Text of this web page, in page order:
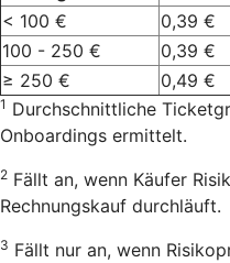
< 100 €
0,39 €
100 - 250 €
0,39 €
≥ 250 €
0,49 €
1 Durchschnittliche
Onboardings ermittelt.
2 Fällt an, wenn Käufer
Rechnungskauf durchläuft.
3 Fällt nur an, wenn